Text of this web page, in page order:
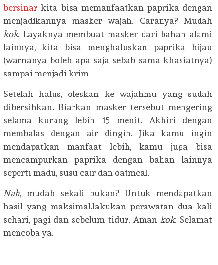
bersinar kita bisa memanfaatkan paprika dengan
menjadikannya masker wajah. Caranya? Mudah
kok. Layaknya membuat masker dari bahan alami
lainnya, kita bisa menghaluskan paprika hijau
(warnanya boleh apa saja sebab sama khasiatnya)
sampai menjadi krim.
Setelah halus, oleskan ke wajahmu yang sudah
dibersihkan. Biarkan masker tersebut mengering
selama kurang lebih 15 menit. Akhiri dengan
membalas dengan air dingin. Jika kamu ingin
mendapatkan manfaat lebih, kamu juga bisa
mencampurkan paprika dengan bahan lainnya
seperti madu, susu cair dan oatmeal.
Nah, mudah sekali bukan? Untuk mendapatkan
hasil yang maksimal.lakukan perawatan dua kali
sehari, pagi dan sebelum tidur. Aman kok. Selamat
mencoba ya.